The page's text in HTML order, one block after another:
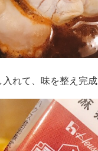
れて、味を整え完成